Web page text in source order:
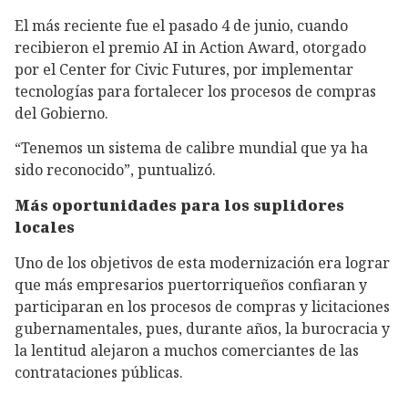
El más reciente fue el pasado 4 de junio, cuando
recibieron el premio AI in Action Award, otorgado
por el Center for Civic Futures, por implementar
tecnologías para fortalecer los procesos de compras
del Gobierno.
“Tenemos un sistema de calibre mundial que ya ha
sido reconocido”, puntualizó.
Más oportunidades para los suplidores
locales
Uno de los objetivos de esta modernización era lograr
que más empresarios puertorriqueños confiaran y
participaran en los procesos de compras y licitaciones
gubernamentales, pues, durante años, la burocracia y
la lentitud alejaron a muchos comerciantes de las
contrataciones públicas.